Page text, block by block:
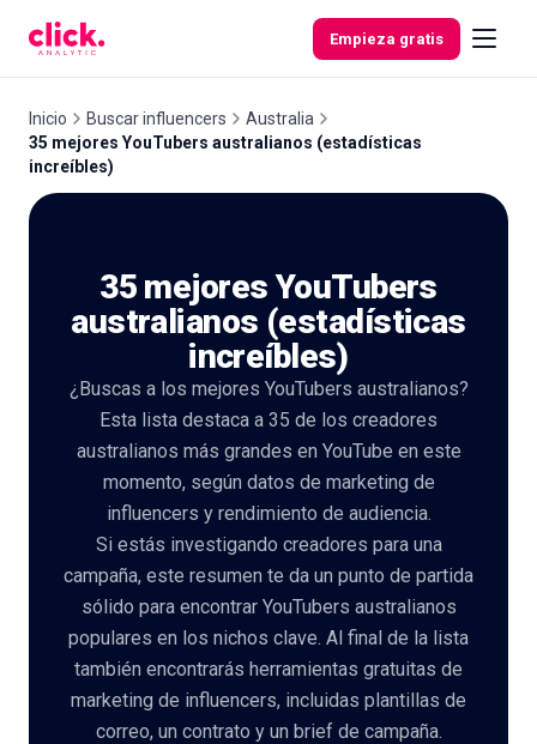
Empieza gratis
Funcionalidades
gratuitas
🇪🇸ES
Inicio Buscar influencers
Australia
35 mejores YouTubers australianos (estadísticas
increíbles)
35 mejores YouTubers
australianos (estadísticas
increíbles)
¿Buscas a los mejores YouTubers australianos?
Esta lista destaca a 35 de los creadores
australianos más grandes en YouTube en este
momento, según datos de marketing de
influencers y rendimiento de audiencia.
Si estás investigando creadores para una
campaña, este resumen te da un punto de partida
sólido para encontrar YouTubers australianos
populares en los nichos clave. Al final de la lista
también encontrarás herramientas gratuitas de
marketing de influencers, incluidas plantillas de
correo, un contrato y un brief de campaña.